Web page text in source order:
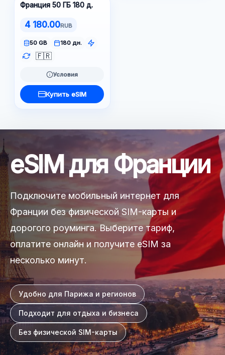
Франция 50 ГБ 180 д.
4 180.00RUB
50 GB 180 дн.
🇫🇷
Условия
Купить eSIM
eSIM для Франции
Подключите мобильный интернет для
Франции без физической SIM-карты и
дорогого роуминга. Выберите тариф,
оплатите онлайн и получите eSIM за
несколько минут.
Удобно для Парижа и регионов
Подходит для отдыха и бизнеса
Без физической SIM-карты